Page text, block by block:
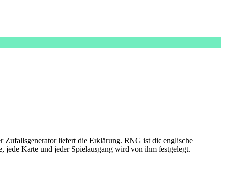
liefert die Erklärung. RNG ist die englische
jede Karte und jeder Spielausgang wird von ihm festgelegt.